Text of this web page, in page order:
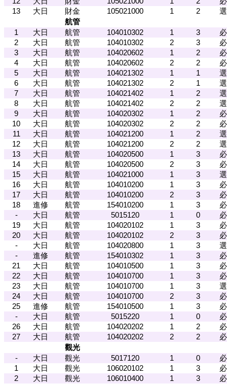
13
大日 財金 105021000 1 2
選
航管
1
大日 航管 104010302 1 3
必
2
大日 航管 104010302 2 3
必
3
大日 航管 104020602 1 2
必
4
大日 航管 104020602 2 2
必
5
大日 航管 104021302 1 1
選
6
大日 航管 104021302 2 1
選
7
大日 航管 104021402 1 2
選
8
大日 航管 104021402 2 2
選
9
大日 航管 104020302 1 2
必
10
大日 航管 104020302 2 2
必
11
大日 航管 104021200 1 2
選
12
大日 航管 104021200 2 2
選
13
大日 航管 104020500 1 3
必
14
大日 航管 104020500 2 3
必
15
大日 航管 104021000 1 3
選
16
大日 航管 104010200 1 3
必
17
大日 航管 104010200 2 3
必
18
進修 航管 154010200 1 3
必
-
大日 航管 5015120 1 0
必
19
大日 航管 104020102 1 3
必
20
大日 航管 104020102 2 3
必
-
大日 航管 104020800 1 3
選
-
進修 航管 154010302 1 3
必
21
大日 航管 104010500 1 3
必
22
大日 航管 104010700 1 3
必
23
大日 航管 104010700 1 3
選
24
大日 航管 104010700 2 3
必
25
進修 航管 154010500 1 3
必
-
大日 航管 5015220 1 0
必
26
大日 航管 104020202 1 2
必
27
大日 航管 104020202 2 2
必
觀光
-
大日 觀光 5017120 1 0
必
1
大日 觀光 106020102 1 3
必
2
大日 觀光 106010400 1 3
必